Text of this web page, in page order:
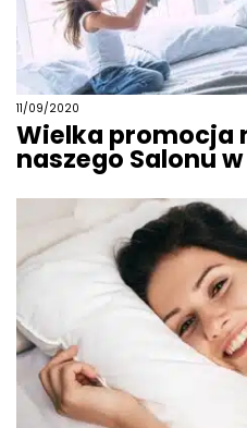
11/09/2020
Wielka promocja
naszego Salonu